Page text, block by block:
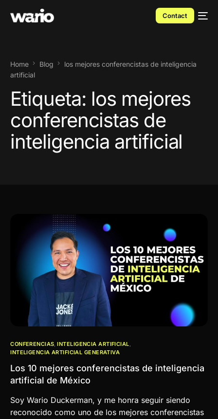
Contact
Home Blog
los mejores conferencistas de inteligencia
artificial
Etiqueta: los mejores
conferencistas de
inteligencia artificial
CONFERENCIAS,INTELIGENCIA ARTIFICIAL,
INTELIGENCIA ARTIFICIAL GENERATIVA
Los 10 mejores conferencistas de inteligencia
artificial de México
Soy Wario Duckerman, y me honra seguir siendo
reconocido como uno de los mejores conferencistas